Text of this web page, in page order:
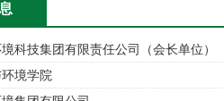
科技集团有限责任公司（会长单位）
境学院